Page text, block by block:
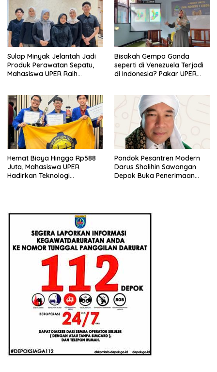
Sulap Minyak Jelantah Jadi
Produk Perawatan Sepatu,
Mahasiswa UPER Raih
Bisakah Gempa Ganda
seperti di Venezuela Terjadi
di Indonesia? Pakar UPER
Hemat Biaya Hingga Rp588
Juta, Mahasiswa UPER
Hadirkan Teknologi
Pondok Pesantren Modern
Darus Sholihin Sawangan
Depok Buka Penerimaan